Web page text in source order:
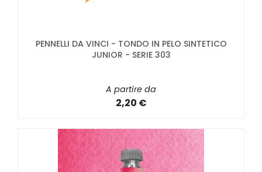
PENNELLI DA VINCI - TONDO IN PELO SINTETICO
JUNIOR - SERIE 303
A partire da
2,20 €